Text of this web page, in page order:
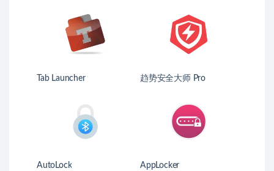
Tab Launcher 趋势安全大师 Pro
AutoLock AppLocker